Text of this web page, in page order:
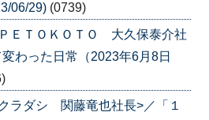
06/29) (0739)
ＥＴＯＫＯＴＯ 大久保泰介社
わった日常（2023年6月8日
ラダシ 関藤竜也社長>／「１